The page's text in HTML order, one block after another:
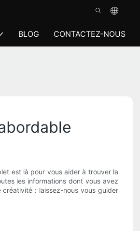
BLOG CONTACTEZ-NOUS
est là pour vous aider à trouver la
les informations dont vous avez
: laissez-nous vous guider